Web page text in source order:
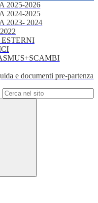
2025-2026
2024-2025
2023- 2024
e documenti pre-partenza